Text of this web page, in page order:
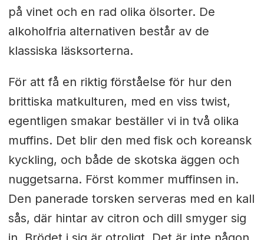
på vinet och en rad olika ölsorter. De
alkoholfria alternativen består av de
klassiska läsksorterna.
För att få en riktig förståelse för hur den
brittiska matkulturen, med en viss twist,
egentligen smakar beställer vi in två olika
muffins. Det blir den med fisk och koreansk
kyckling, och både de skotska äggen och
nuggetsarna. Först kommer muffinsen in.
Den panerade torsken serveras med en kall
sås, där hintar av citron och dill smyger sig